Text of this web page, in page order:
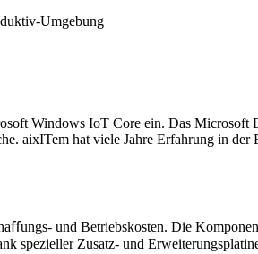
Umgebung
Windows IoT Core ein. Das Microsoft
aixITem hat viele Jahre Erfahrung in
und Betriebskosten. Die
spezieller Zusatz- und